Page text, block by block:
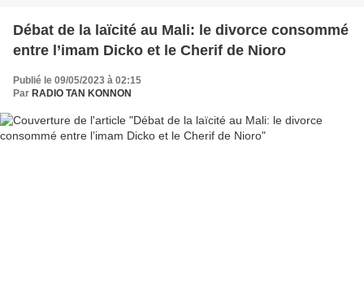
Débat de la laïcité au Mali: le divorce consommé
entre l’imam Dicko et le Cherif de Nioro
Publié le 09/05/2023 à 02:15
Par RADIO TAN KONNON